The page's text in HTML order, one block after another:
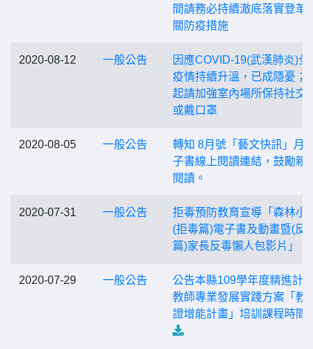
間請務必持續澈底落實登革
關防疫措施
2020-08-12 一般公告
因應COVID-19(武漢肺炎)全
疫情持續升溫，已成隱憂；
起請加強室內場所保持社交
或戴口罩
2020-08-05 一般公告
轉知 8月號「藝文快訊」月
子書線上閱讀連結，鼓勵親
閱讀。
2020-07-31 一般公告
拒毒預防教育宣導「森林小
(拒毒篇)電子書及動畫暨(反
篇)家長反毒懶人包影片」
2020-07-29 一般公告
公告本縣109學年度精進計
教師專業發展實踐方案「教
證增能計畫」培訓課程時間